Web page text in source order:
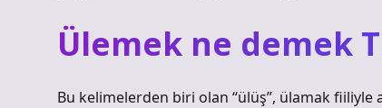
Ülemek ne demek
Bu kelimelerden biri olan “ülüş”, ülamak